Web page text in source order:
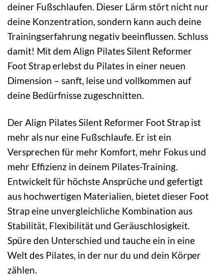
deiner Fußschlaufen. Dieser Lärm stört nicht nur
deine Konzentration, sondern kann auch deine
Trainingserfahrung negativ beeinflussen. Schluss
damit! Mit dem Align Pilates Silent Reformer
Foot Strap erlebst du Pilates in einer neuen
Dimension – sanft, leise und vollkommen auf
deine Bedürfnisse zugeschnitten.
Der Align Pilates Silent Reformer Foot Strap ist
mehr als nur eine Fußschlaufe. Er ist ein
Versprechen für mehr Komfort, mehr Fokus und
mehr Effizienz in deinem Pilates-Training.
Entwickelt für höchste Ansprüche und gefertigt
aus hochwertigen Materialien, bietet dieser Foot
Strap eine unvergleichliche Kombination aus
Stabilität, Flexibilität und Geräuschlosigkeit.
Spüre den Unterschied und tauche ein in eine
Welt des Pilates, in der nur du und dein Körper
zählen.